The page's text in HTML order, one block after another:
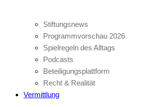
Stiftungsnews
Programmvorschau 2026
Spielregeln des Alltags
Podcasts
Beteiligungsplattform
Recht & Realität
Vermittlung